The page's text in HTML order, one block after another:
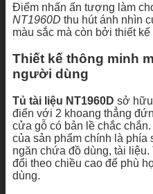
Điểm nhấn ấn tượng làm
NT1960D thu hút ánh nhìn
màu sắc mà còn bởi thiết
Thiết kế thông minh
người dùng
Tủ tài liệu NT1960D sở hữu
điển với 2 khoang thẳng
cửa gỗ có bản lề chắc
của sản phẩm chính là phía
ngăn chứa đồ dùng, tài
đổi theo chiều cao để phù
dùng.